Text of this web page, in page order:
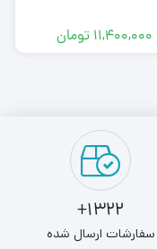
۱۱,۴۰۰,۰۰۰ تومان
1322+
سفارشات ارسال شده